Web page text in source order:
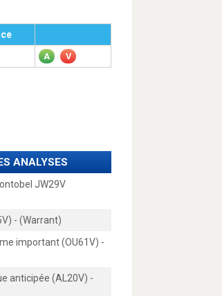
A V
ANALYSES
JW29V
- (Warrant)
important (OU61V) -
anticipée (AL20V) -